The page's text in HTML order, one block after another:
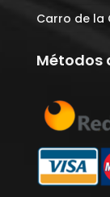
Carro de la
Métodos